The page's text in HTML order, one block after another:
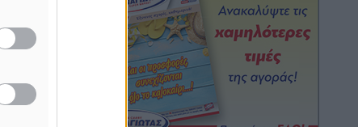
Hotels – Χατζηλαζάρου – Προχωρά
καινούργιο ξενοδοχείο στην Κω
Τοπικές Ειδήσεις • πριν 13 ώρες
Αυτοκίνητο μπήκε παράνομα σε
μονόδρομο στο Μαστιχάρι –